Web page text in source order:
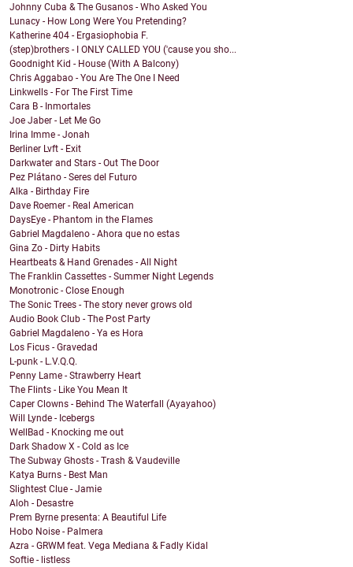
Johnny Cuba & The Gusanos - Who Asked You
Lunacy - How Long Were You Pretending?
Katherine 404 - Ergasiophobia F.
(step)brothers - I ONLY CALLED YOU ('cause you sho...
Goodnight Kid - House (With A Balcony)
Chris Aggabao - You Are The One I Need
Linkwells - For The First Time
Cara B - Inmortales
Joe Jaber - Let Me Go
Irina Imme - Jonah
Berliner Lvft - Exit
Darkwater and Stars - Out The Door
Pez Plátano - Seres del Futuro
Alka - Birthday Fire
Dave Roemer - Real American
DaysEye - Phantom in the Flames
Gabriel Magdaleno - Ahora que no estas
Gina Zo - Dirty Habits
Heartbeats & Hand Grenades - All Night
The Franklin Cassettes - Summer Night Legends
Monotronic - Close Enough
The Sonic Trees - The story never grows old
Audio Book Club - The Post Party
Gabriel Magdaleno - Ya es Hora
Los Ficus - Gravedad
L-punk - L.V.Q.Q.
Penny Lame - Strawberry Heart
The Flints - Like You Mean It
Caper Clowns - Behind The Waterfall (Ayayahoo)
Will Lynde - Icebergs
WellBad - Knocking me out
Dark Shadow X - Cold as Ice
The Subway Ghosts - Trash & Vaudeville
Katya Burns - Best Man
Slightest Clue - Jamie
Aloh - Desastre
Prem Byrne presenta: A Beautiful Life
Hobo Noise - Palmera
Azra - GRWM feat. Vega Mediana & Fadly Kidal
Softie - listless